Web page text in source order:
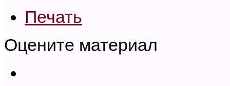
Печать
Оцените материал